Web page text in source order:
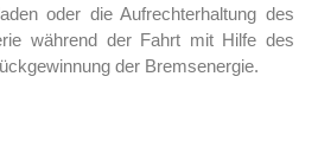
oder die Aufrechterhaltung des
während der Fahrt mit Hilfe des
der Bremsenergie.